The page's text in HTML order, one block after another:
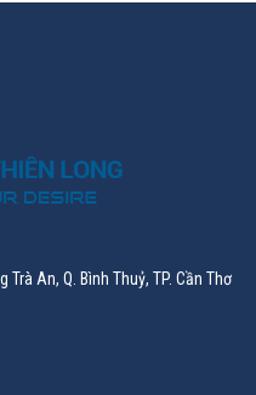
Trà An, Q. Bình Thuỷ, TP. Cần Thơ